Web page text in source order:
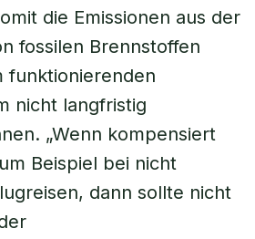
die Emissionen aus der
fossilen Brennstoffen
funktionierenden
nicht langfristig
„Wenn kompensiert
Beispiel bei nicht
dann sollte nicht